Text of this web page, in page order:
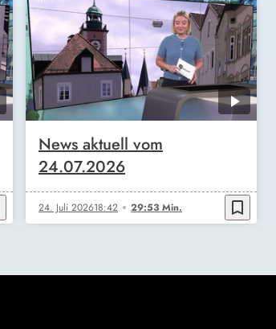
News aktuell vom
24.07.2026
24. Juli 202618:42 29:53 Min. bookmark_border